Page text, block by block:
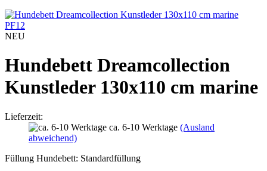
PF12
NEU
Hundebett Dreamcollection
Kunstleder 130x110 cm marine
Lieferzeit:
ca. 6-10 Werktage (Ausland
abweichend)
Füllung Hundebett: Standardfüllung